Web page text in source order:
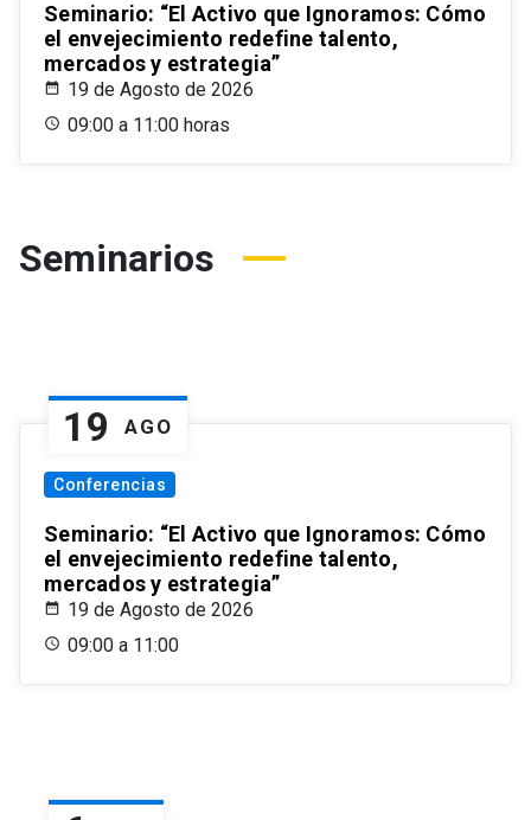
Seminario: “El Activo que Ignoramos: Cómo
el envejecimiento redefine talento,
mercados y estrategia”
19 de Agosto de 2026
09:00 a 11:00 horas
Seminarios
19 AGO
Conferencias
Seminario: “El Activo que Ignoramos: Cómo
el envejecimiento redefine talento,
mercados y estrategia”
19 de Agosto de 2026
09:00 a 11:00